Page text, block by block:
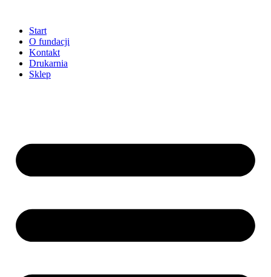
treści
Start
O fundacji
Kontakt
Drukarnia
Sklep